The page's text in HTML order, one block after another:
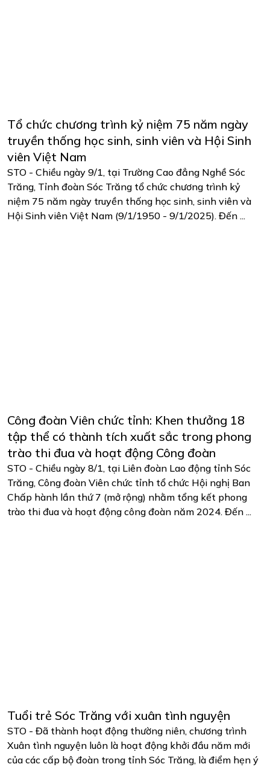
Tổ chức chương trình kỷ niệm 75 năm ngày
truyền thống học sinh, sinh viên và Hội Sinh
viên Việt Nam
STO - Chiều ngày 9/1, tại Trường Cao đẳng Nghề Sóc
Trăng, Tỉnh đoàn Sóc Trăng tổ chức chương trình kỷ
niệm 75 năm ngày truyền thống học sinh, sinh viên và
Hội Sinh viên Việt Nam (9/1/1950 - 9/1/2025). Đến ...
Công đoàn Viên chức tỉnh: Khen thưởng 18
tập thể có thành tích xuất sắc trong phong
trào thi đua và hoạt động Công đoàn
STO - Chiều ngày 8/1, tại Liên đoàn Lao động tỉnh Sóc
Trăng, Công đoàn Viên chức tỉnh tổ chức Hội nghị Ban
Chấp hành lần thứ 7 (mở rộng) nhằm tổng kết phong
trào thi đua và hoạt động công đoàn năm 2024. Đến ...
Tuổi trẻ Sóc Trăng với xuân tình nguyện
STO - Đã thành hoạt động thường niên, chương trình
Xuân tình nguyện luôn là hoạt động khởi đầu năm mới
của các cấp bộ đoàn trong tỉnh Sóc Trăng, là điểm hẹn ý